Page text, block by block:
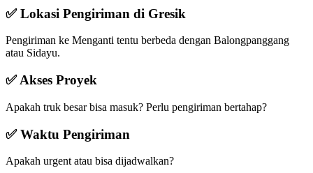
✅ Lokasi Pengiriman di Gresik
Pengiriman ke Menganti tentu berbeda dengan Balongpanggang
atau Sidayu.
✅ Akses Proyek
Apakah truk besar bisa masuk? Perlu pengiriman bertahap?
✅ Waktu Pengiriman
Apakah urgent atau bisa dijadwalkan?